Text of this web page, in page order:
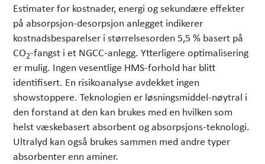
Estimater for kostnader, energi og sekundære effekter
på absorpsjon-desorpsjon anlegget indikerer
kostnadsbesparelser i størrelsesorden 5,5 % basert på
CO2-fangst i et NGCC-anlegg. Ytterligere optimalisering
er mulig. Ingen vesentlige HMS-forhold har blitt
identifisert. En risikoanalyse avdekket ingen
showstoppere. Teknologien er løsningsmiddel-nøytral i
den forstand at den kan brukes med en hvilken som
helst væskebasert absorbent og absorpsjons-teknologi.
Ultralyd kan også brukes sammen med andre typer
absorbenter enn aminer.